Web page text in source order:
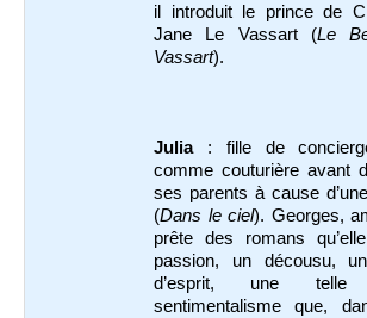
il introduit le prince de
Jane Le Vassart (Le
Vassart).
Julia: fille de
comme couturière avant
ses parents à cause
(Dans le ciel). Georges,
prête des romans
passion, un décousu,
d’esprit, une telle
sentimentalisme que,